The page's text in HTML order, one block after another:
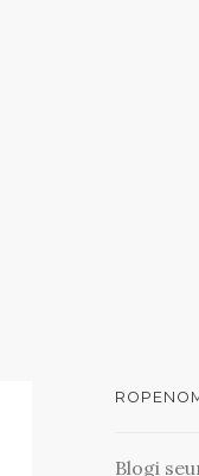
Blogi